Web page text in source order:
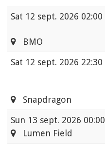
Sat 12 sept. 2026 02:00
BMO
Sat 12 sept. 2026 22:30
Snapdragon
Sun 13 sept. 2026 00:00
Lumen Field